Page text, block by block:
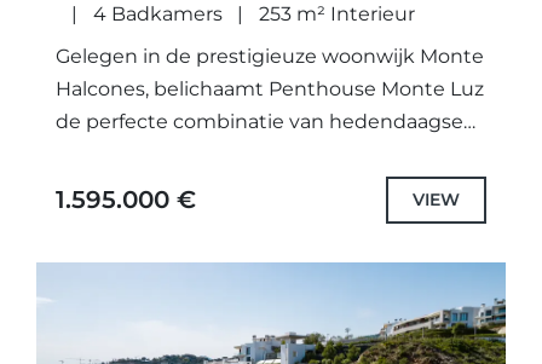
4 Badkamers
253 m² Interieur
Gelegen in de prestigieuze woonwijk Monte
Halcones, belichaamt Penthouse Monte Luz
de perfecte combinatie van hedendaagse
levensstijl. Dit uitzonderlijke duplex
penthouse geniet van een verhoogde...
1.595.000 € VIEW